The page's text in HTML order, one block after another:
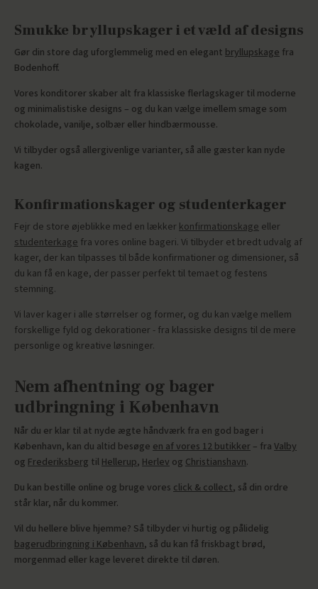
Smukke bryllupskager i et væld af designs
Gør din store dag uforglemmelig med en elegant bryllupskage fra
Bodenhoff.
Vores konditorer skaber alt fra klassiske flerlagskager til moderne
og minimalistiske designs – og du kan vælge imellem smage som
chokolade, vanilje, solbær eller hindbærmousse.
Vi tilbyder også allergivenlige varianter, så alle gæster kan nyde
kagen.
Konfirmationskager og studenterkager
Fejr de store øjeblikke med en lækker konfirmationskage eller
studenterkage fra vores online bageri. Vi tilbyder et bredt udvalg af
kager, der kan tilpasses til både konfirmationer og dimensioner, så
du kan få en kage, der passer perfekt til temaet og festens
stemning.
Vi laver kager i alle størrelser og former, og du kan vælge mellem
forskellige fyld og dekorationer - fra klassiske designs til de mere
personlige og kreative løsninger.
Nem afhentning og bager
udbringning i København
Når du er klar til at nyde ægte håndværk fra en god bager i
København, kan du altid besøge en af vores 12 butikker – fra Valby
og Frederiksberg tilHellerup, Herlev og Christianshavn.
Du kan bestille online og bruge vores click & collect, så din ordre
står klar, når du kommer.
Vil du hellere blive hjemme? Så tilbyder vi hurtig og pålidelig
bagerudbringning i København, så du kan få friskbagt brød,
morgenmad eller kage leveret direkte til døren.